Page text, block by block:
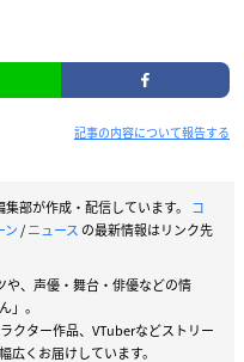
記事の内容について報告する
部が作成・配信しています。 コ
ン/ニュース の最新情報はリンク先
や、声優・舞台・俳優などの情
」。
クター作品、VTuberなどストリー
広くお届けしています。